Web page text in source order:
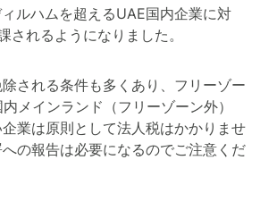
ルハムを超えるUAE国内企業に対
されるようになりました。
される条件も多くあり、フリーゾー
メインランド（フリーゾーン外）
業は原則として法人税はかかりませ
の報告は必要になるのでご注意くだ